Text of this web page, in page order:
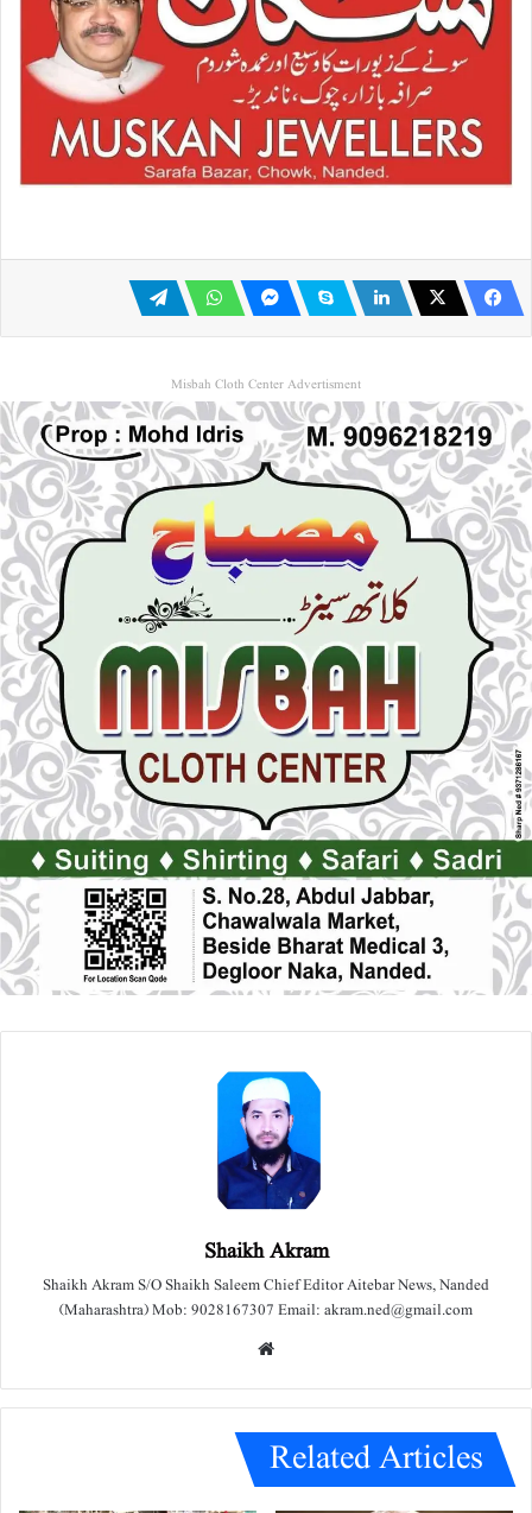
Misbah Cloth Center Advertisment
Shaikh Akram
Shaikh Akram S/O Shaikh Saleem Chief Editor Aitebar News, Nanded
(Maharashtra) Mob: 9028167307 Email: akram.ned@gmail.com
e
Related Articles